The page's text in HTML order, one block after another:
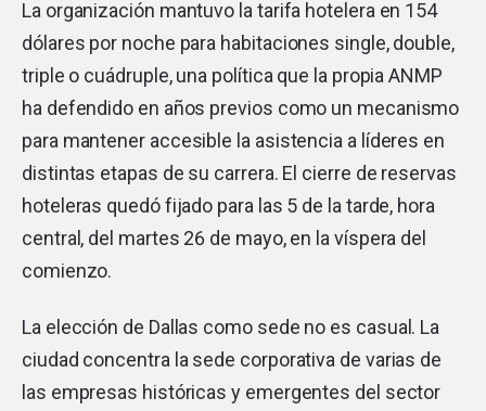
La organización mantuvo la tarifa hotelera en 154
dólares por noche para habitaciones single, double,
triple o cuádruple, una política que la propia ANMP
ha defendido en años previos como un mecanismo
para mantener accesible la asistencia a líderes en
distintas etapas de su carrera. El cierre de reservas
hoteleras quedó fijado para las 5 de la tarde, hora
central, del martes 26 de mayo, en la víspera del
comienzo.
La elección de Dallas como sede no es casual. La
ciudad concentra la sede corporativa de varias de
las empresas históricas y emergentes del sector